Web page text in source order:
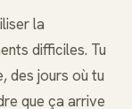
la
difficiles. Tu
des jours où tu
que ça arrive